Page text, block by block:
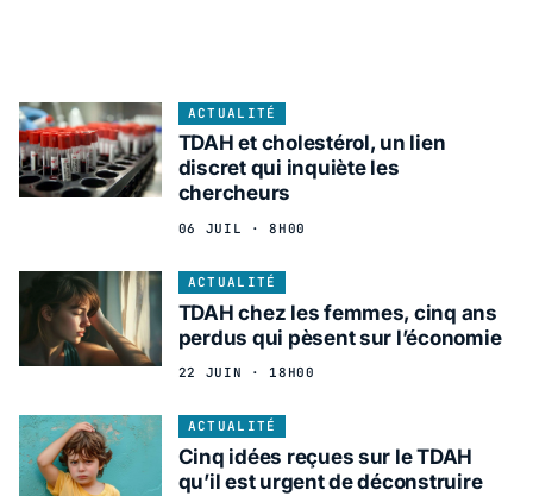
ACTUALITÉ
TDAH et cholestérol, un lien
discret qui inquiète les
chercheurs
06 JUIL · 8H00
ACTUALITÉ
TDAH chez les femmes, cinq ans
perdus qui pèsent sur l’économie
22 JUIN · 18H00
ACTUALITÉ
Cinq idées reçues sur le TDAH
qu’il est urgent de déconstruire